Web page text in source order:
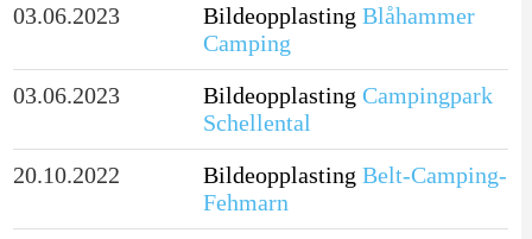
03.06.2023
Bildeopplasting Blåhammer
Camping
03.06.2023
Bildeopplasting Campingpark
Schellental
20.10.2022
Bildeopplasting Belt-Camping-
Fehmarn